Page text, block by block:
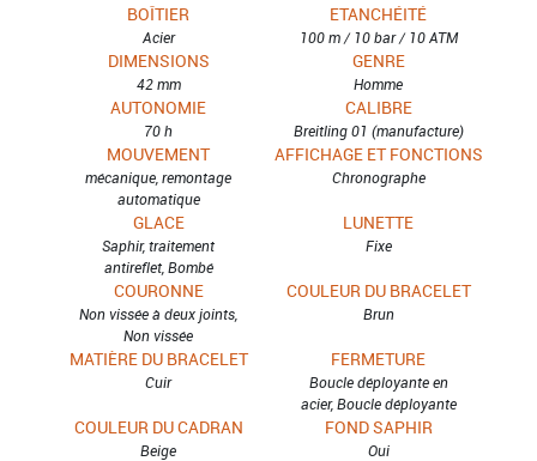
BOÎTIER
Acier
ETANCHÉITÉ
100 m / 10 bar / 10 ATM
DIMENSIONS
42 mm
GENRE
Homme
AUTONOMIE
70 h
CALIBRE
Breitling 01 (manufacture)
MOUVEMENT
mécanique, remontage
automatique
AFFICHAGE ET FONCTIONS
Chronographe
GLACE
Saphir, traitement
antireflet, Bombé
LUNETTE
Fixe
COURONNE
Non vissée à deux joints,
Non vissée
COULEUR DU BRACELET
Brun
MATIÈRE DU BRACELET
Cuir
FERMETURE
Boucle déployante en
acier, Boucle déployante
COULEUR DU CADRAN
Beige
FOND SAPHIR
Oui